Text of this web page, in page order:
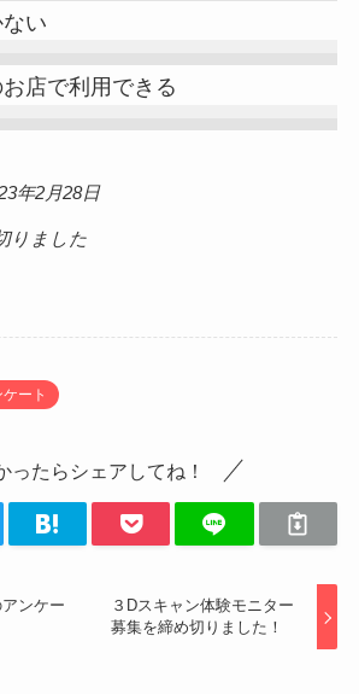
い
店で利用できる
年2月28日
りました
ケート
ったらシェアしてね！
ンケー
３Dスキャン体験モニター
募集を締め切りました！